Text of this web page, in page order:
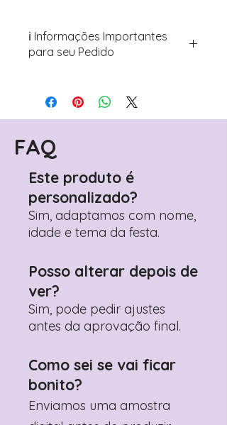
ℹ️ Informações Importantes
para seu Pedido
Avance para a página de checkout
(próximo passo após o carrinho)
Encontre o campo de "Notas do
Pedido"
Adicione ali todos os detalhes de
Prefere fazer seu pedido pelo
WhatsApp? Clique aqui para nos
contactar: +351 960 119 353
FAQ
Este produto é
personalizado?
Sim, adaptamos com nome,
idade e tema da festa.
Posso alterar depois de
ver?
Sim, pode pedir ajustes
antes da aprovação final.
Como sei se vai ficar
bonito?
Enviamos uma amostra